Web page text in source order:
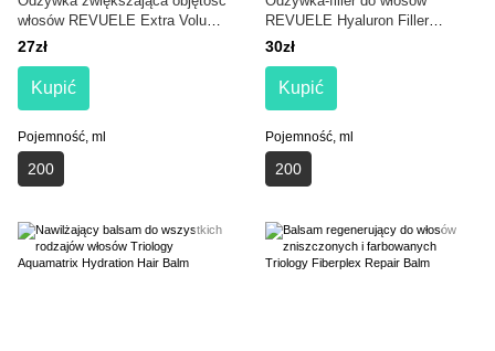
włosów REVUELE Extra Volume
Conditioner
27zł
Kupić
Pojemność, ml
200
REVUELE Hyaluron Filler
Conditioner
30zł
Kupić
Pojemność, ml
200